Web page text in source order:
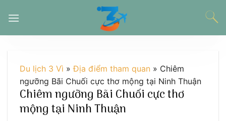
đến
Du lịch 3 Vì »Địa điểm tham quan » Chiêm
ngưỡng Bãi Chuối cực thơ mộng tại Ninh Thuận
Chiêm ngưỡng Bãi Chuối cực thơ
mộng tại Ninh Thuận